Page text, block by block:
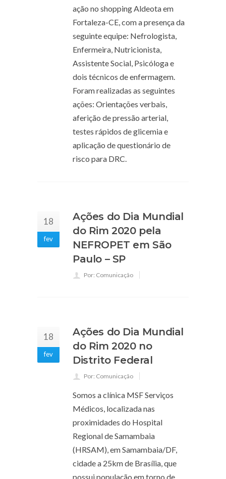
ação no shopping Aldeota em
Fortaleza-CE, com a presença da
seguinte equipe: Nefrologista,
Enfermeira, Nutricionista,
Assistente Social, Psicóloga e
dois técnicos de enfermagem.
Foram realizadas as seguintes
ações: Orientações verbais,
aferição de pressão arterial,
testes rápidos de glicemia e
aplicação de questionário de
risco para DRC.
18
fev
Ações do Dia Mundial
do Rim 2020 pela
NEFROPET em São
Paulo – SP
Por: Comunicação
18
fev
Ações do Dia Mundial
do Rim 2020 no
Distrito Federal
Por: Comunicação
Somos a clínica MSF Serviços
Médicos, localizada nas
proximidades do Hospital
Regional de Samambaia
(HRSAM), em Samambaia/DF,
cidade a 25km de Brasília, que
possui população em torno de